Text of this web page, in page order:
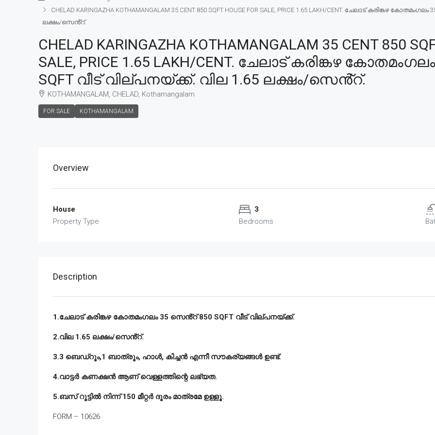
CHELAD KARINGAZHA KOTHAMANGALAM 35 CENT 850 SQFT HOUSE FOR SALE, PRICE 1.65 LAKH/CENT. ചേലാട് കരിങ്കഴ
ലക്ഷം/സെൻ്റ്.
CHELAD KARINGAZHA KOTHAMANGALAM 35 CENT 850
SALE, PRICE 1.65 LAKH/CENT. ചേലാട് കരിങ്കഴ
SQFT വീട് വില്പനയ്ക്ക്. വില 1.65 ലക്ഷം/സെൻ്റ്.
KOTHAMANGALAM, CHELAD, Kothamangalam
FOR SALE KOTHAMANGALAM
Overview
House
Property Type
3
Bedrooms
Description
1.ചേലാട് കരിങ്കഴ കോതമംഗലം 35 സെൻ്റ് 850 SQFT വീട് വില്പനയ്ക്ക്.
2.വില 1.65 ലക്ഷം/സെൻ്റ്.
3.3 ബെഡ്‌റൂം,1 ബാത്രൂം, ഹാൾ, കിച്ചൻ എന്നീ സൗകര്യങ്ങൾ ഉണ്ട്.
4.വാട്ടർ കണക്ഷൻ ആണ് വെള്ളത്തിന്റെ ലഭ്യത.
5.ബസ് റൂട്ടിൽ നിന്ന് 150 മീറ്റർ ദൂരം മാത്രമേ ഉള്ളൂ.
FORM – 10626